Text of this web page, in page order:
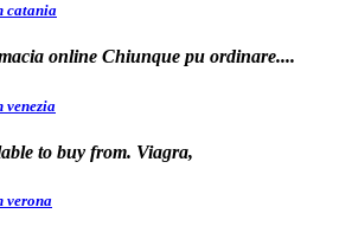
catania
online Chiunque pu ordinare....
venezia
to buy from. Viagra,
verona